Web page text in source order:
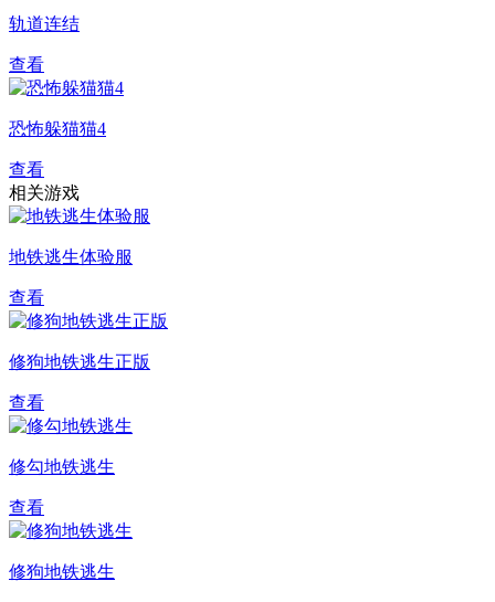
轨道连结
查看
恐怖躲猫猫4
查看
相关游戏
地铁逃生体验服
查看
修狗地铁逃生正版
查看
修勾地铁逃生
查看
修狗地铁逃生